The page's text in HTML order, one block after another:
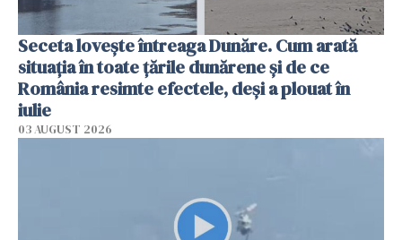
Seceta lovește întreaga Dunăre. Cum arată
situația în toate țările dunărene și de ce
România resimte efectele, deși a plouat în
iulie
03 AUGUST 2026